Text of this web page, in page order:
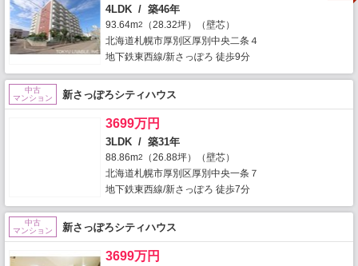
4LDK / 築46年
93.64m2
（28.32坪）（壁芯）
北海道札幌市厚別区厚別中央二条４
地下鉄東西線/新さっぽろ 徒歩9分
中古
マンション
新さっぽろシティハウス
3699万円
3LDK / 築31年
88.86m2
（26.88坪）（壁芯）
北海道札幌市厚別区厚別中央一条７
地下鉄東西線/新さっぽろ 徒歩7分
中古
マンション
新さっぽろシティハウス
3699万円